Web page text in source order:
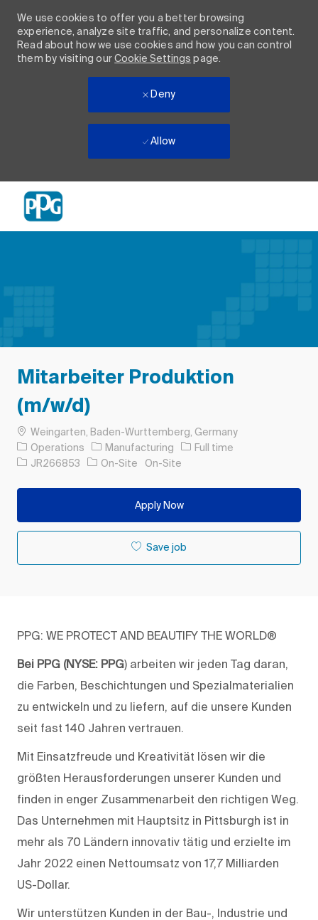
We use cookies to offer you a better browsing
experience, analyze site traffic, and personalize content.
Read about how we use cookies and how you can control
them by visiting ourCookie Settings page.
Deny
Allow
Mitarbeiter Produktion
(m/w/d)
Location
Weingarten, Baden-Wurttemberg, Germany
Operations
Category
Manufacturing Job Type
Full time
Job IdJR266853 On-Site On-Site
Apply Now
Save job
PPG: WE PROTECT AND BEAUTIFY THE WORLD®
Bei PPG (NYSE: PPG) arbeiten wir jeden Tag daran,
die Farben, Beschichtungen und Spezialmaterialien
zu entwickeln und zu liefern, auf die unsere Kunden
seit fast 140 Jahren vertrauen.
Mit Einsatzfreude und Kreativität lösen wir die
größten Herausforderungen unserer Kunden und
finden in enger Zusammenarbeit den richtigen Weg.
Das Unternehmen mit Hauptsitz in Pittsburgh ist in
mehr als 70 Ländern innovativ tätig und erzielte im
Jahr 2022 einen Nettoumsatz von 17,7 Milliarden
US-Dollar.
Wir unterstützen Kunden in der Bau-, Industrie und